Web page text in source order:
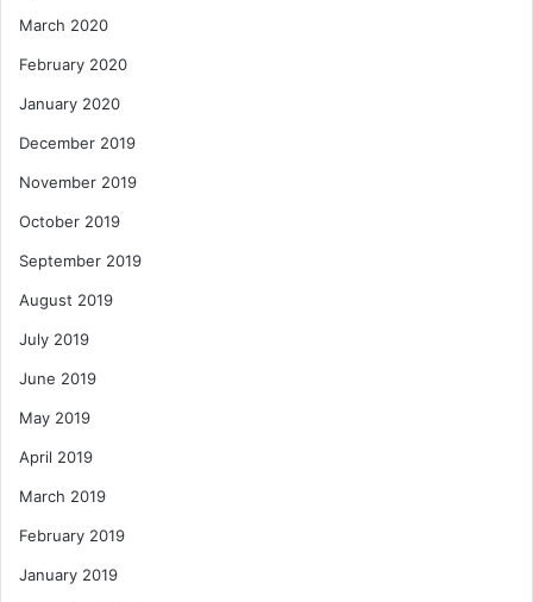
March 2020
February 2020
January 2020
December 2019
November 2019
October 2019
September 2019
August 2019
July 2019
June 2019
May 2019
April 2019
March 2019
February 2019
January 2019